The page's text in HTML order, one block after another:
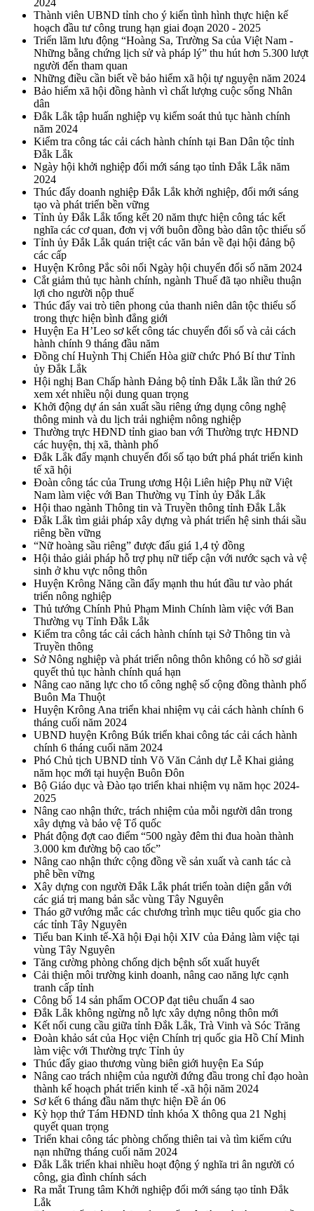
2024
Thành viên UBND tỉnh cho ý kiến tình hình thực hiện kế
hoạch đầu tư công trung hạn giai đoạn 2020 - 2025
Triển lãm lưu động “Hoàng Sa, Trường Sa của Việt Nam -
Những bằng chứng lịch sử và pháp lý” thu hút hơn 5.300 lượt
người đến tham quan
Những điều cần biết về bảo hiểm xã hội tự nguyện năm 2024
Bảo hiểm xã hội đồng hành vì chất lượng cuộc sống Nhân
dân
Đắk Lắk tập huấn nghiệp vụ kiểm soát thủ tục hành chính
năm 2024
Kiểm tra công tác cải cách hành chính tại Ban Dân tộc tỉnh
Đắk Lắk
Ngày hội khởi nghiệp đổi mới sáng tạo tỉnh Đắk Lắk năm
2024
Thúc đẩy doanh nghiệp Đắk Lắk khởi nghiệp, đổi mới sáng
tạo và phát triển bền vững
Tỉnh ủy Đắk Lắk tổng kết 20 năm thực hiện công tác kết
nghĩa các cơ quan, đơn vị với buôn đồng bào dân tộc thiểu số
Tỉnh ủy Đắk Lắk quán triệt các văn bản về đại hội đảng bộ
các cấp
Huyện Krông Pắc sôi nổi Ngày hội chuyển đổi số năm 2024
Cắt giảm thủ tục hành chính, ngành Thuế đã tạo nhiều thuận
lợi cho người nộp thuế
Thúc đẩy vai trò tiên phong của thanh niên dân tộc thiểu số
trong thực hiện bình đẳng giới
Huyện Ea H’Leo sơ kết công tác chuyển đổi số và cải cách
hành chính 9 tháng đầu năm
Đồng chí Huỳnh Thị Chiến Hòa giữ chức Phó Bí thư Tỉnh
ủy Đắk Lắk
Hội nghị Ban Chấp hành Đảng bộ tỉnh Đắk Lắk lần thứ 26
xem xét nhiều nội dung quan trọng
Khởi động dự án sản xuất sầu riêng ứng dụng công nghệ
thông minh và du lịch trải nghiệm nông nghiệp
Thường trực HĐND tỉnh giao ban với Thường trực HĐND
các huyện, thị xã, thành phố
Đắk Lắk đẩy mạnh chuyển đổi số tạo bứt phá phát triển kinh
tế xã hội
Đoàn công tác của Trung ương Hội Liên hiệp Phụ nữ Việt
Nam làm việc với Ban Thường vụ Tỉnh ủy Đắk Lắk
Hội thao ngành Thông tin và Truyền thông tỉnh Đắk Lắk
Đắk Lắk tìm giải pháp xây dựng và phát triển hệ sinh thái sầu
riêng bền vững
“Nữ hoàng sầu riêng” được đấu giá 1,4 tỷ đồng
Hội thảo giải pháp hỗ trợ phụ nữ tiếp cận với nước sạch và vệ
sinh ở khu vực nông thôn
Huyện Krông Năng cần đẩy mạnh thu hút đầu tư vào phát
triển nông nghiệp
Thủ tướng Chính Phủ Phạm Minh Chính làm việc với Ban
Thường vụ Tỉnh Đắk Lắk
Kiểm tra công tác cải cách hành chính tại Sở Thông tin và
Truyền thông
Sở Nông nghiệp và phát triển nông thôn không có hồ sơ giải
quyết thủ tục hành chính quá hạn
Nâng cao năng lực cho tổ công nghệ số cộng đồng thành phố
Buôn Ma Thuột
Huyện Krông Ana triển khai nhiệm vụ cải cách hành chính 6
tháng cuối năm 2024
UBND huyện Krông Búk triển khai công tác cải cách hành
chính 6 tháng cuối năm 2024
Phó Chủ tịch UBND tỉnh Võ Văn Cảnh dự Lễ Khai giảng
năm học mới tại huyện Buôn Đôn
Bộ Giáo dục và Đào tạo triển khai nhiệm vụ năm học 2024-
2025
Nâng cao nhận thức, trách nhiệm của mỗi người dân trong
xây dựng và bảo vệ Tổ quốc
Phát động đợt cao điểm “500 ngày đêm thi đua hoàn thành
3.000 km đường bộ cao tốc”
Nâng cao nhận thức cộng đồng về sản xuất và canh tác cà
phê bền vững
Xây dựng con người Đắk Lắk phát triển toàn diện gắn với
các giá trị mang bản sắc vùng Tây Nguyên
Tháo gỡ vướng mắc các chương trình mục tiêu quốc gia cho
các tỉnh Tây Nguyên
Tiểu ban Kinh tế-Xã hội Đại hội XIV của Đảng làm việc tại
vùng Tây Nguyên
Tăng cường phòng chống dịch bệnh sốt xuất huyết
Cải thiện môi trường kinh doanh, nâng cao năng lực cạnh
tranh cấp tỉnh
Công bố 14 sản phẩm OCOP đạt tiêu chuẩn 4 sao
Đắk Lắk không ngừng nỗ lực xây dựng nông thôn mới
Kết nối cung cầu giữa tỉnh Đắk Lắk, Trà Vinh và Sóc Trăng
Đoàn khảo sát của Học viện Chính trị quốc gia Hồ Chí Minh
làm việc với Thường trực Tỉnh ủy
Thúc đẩy giao thương vùng biên giới huyện Ea Súp
Nâng cao trách nhiệm của người đứng đầu trong chỉ đạo hoàn
thành kế hoạch phát triển kinh tế -xã hội năm 2024
Sơ kết 6 tháng đầu năm thực hiện Đề án 06
Kỳ họp thứ Tám HĐND tỉnh khóa X thông qua 21 Nghị
quyết quan trọng
Triển khai công tác phòng chống thiên tai và tìm kiếm cứu
nạn những tháng cuối năm 2024
Đắk Lắk triển khai nhiều hoạt động ý nghĩa tri ân người có
công, gia đình chính sách
Ra mắt Trung tâm Khởi nghiệp đổi mới sáng tạo tỉnh Đắk
Lắk